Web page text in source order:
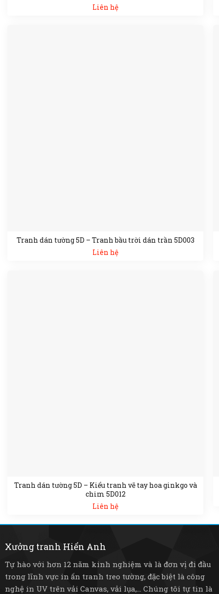
Liên hệ
Tranh dán tường 5D – Tranh bầu trời dán trần 5D003
Liên hệ
Tranh dán tường 5D – Kiểu tranh vẽ tay hoa ginkgo và
chim 5D012
Liên hệ
Xưởng tranh Hiển Anh
Tự hào với hơn 12 năm kinh nghiệm và là đơn vị đi đầu
trong lĩnh vực in ấn tranh treo tường, đặc biệt là công
nghệ in UV trên vải Canvas, vải lụa,... Chúng tôi tự tin là